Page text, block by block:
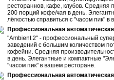
рестораннов, кафе, клубов. Средняя
200 порций кофе/чая в день.
лёгкостью справиться с "часом пик"
Профессиональная
"Ambient 2" - профессиональный
заведений с большим количеством
кофейни. Средняя
в день. Элегантные и компактные
"часом пик" в вашем ресторане.
Профессиональная